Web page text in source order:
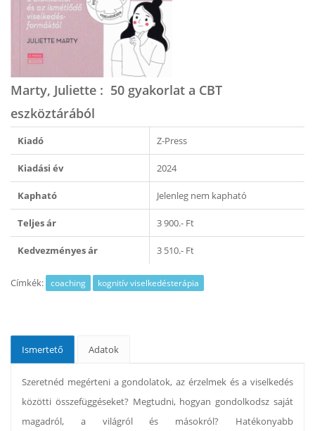
Marty, Juliette : 50 gyakorlat a CBT
eszköztárából
Kiadó Z-Press
Kiadási év 2024
Kapható Jelenleg nem kapható
Teljes ár 3 900.- Ft
Kedvezményes ár 3 510.- Ft
Címkék: coaching kognitív viselkedésterápia
Ismertető Adatok
Szeretnéd megérteni a gondolatok, az érzelmek és a viselkedés
közötti összefüggéseket? Megtudni, hogyan gondolkodsz saját
magadról, a világról és másokról? Hatékonyabb